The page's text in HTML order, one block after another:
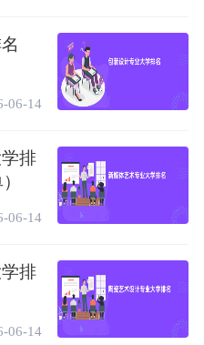
业对比 院校排名
06-14
排
06-14
排
06-14